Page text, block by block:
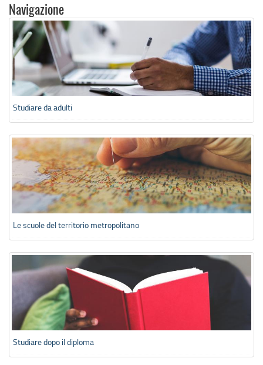
Navigazione
Studiare da adulti
Le scuole del territorio metropolitano
Studiare dopo il diploma